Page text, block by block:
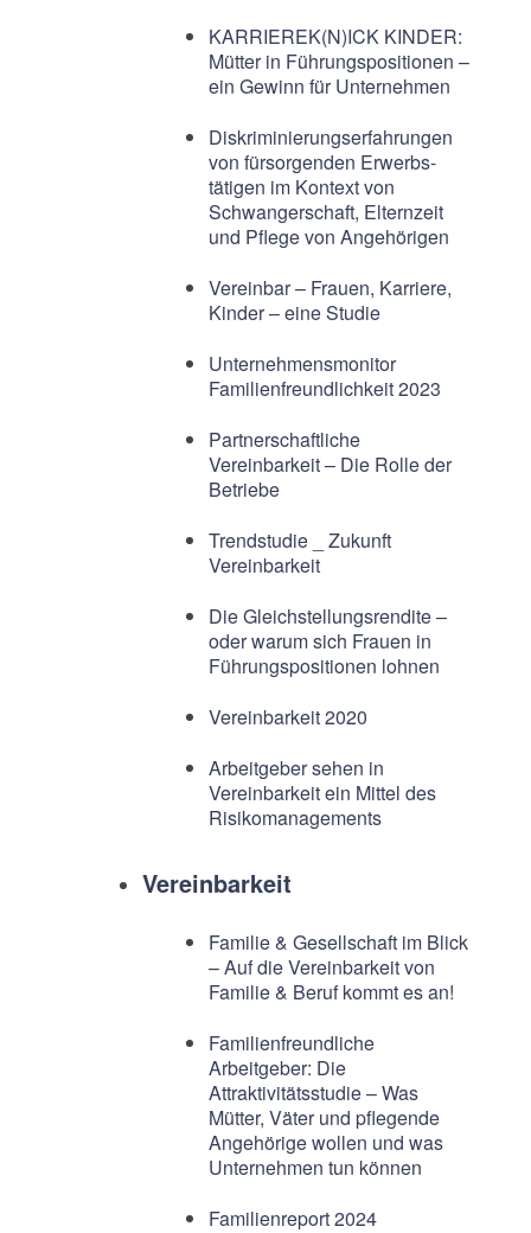
KARRIEREK(N)ICK KINDER:
Mütter in Führungspositionen –
ein Gewinn für Unternehmen
Diskriminierungserfahrungen
von fürsorgenden Erwerbs-
tätigen im Kontext von
Schwangerschaft, Elternzeit
und Pflege von Angehörigen
Vereinbar – Frauen, Karriere,
Kinder – eine Studie
Unternehmensmonitor
Familienfreundlichkeit 2023
Partnerschaftliche
Vereinbarkeit – Die Rolle der
Betriebe
Trendstudie _ Zukunft
Vereinbarkeit
Die Gleichstellungsrendite –
oder warum sich Frauen in
Führungspositionen lohnen
Vereinbarkeit 2020
Arbeitgeber sehen in
Vereinbarkeit ein Mittel des
Risikomanagements
Vereinbarkeit
Familie & Gesellschaft im Blick
– Auf die Vereinbarkeit von
Familie & Beruf kommt es an!
Familienfreundliche
Arbeitgeber: Die
Attraktivitätsstudie – Was
Mütter, Väter und pflegende
Angehörige wollen und was
Unternehmen tun können
Familienreport 2024